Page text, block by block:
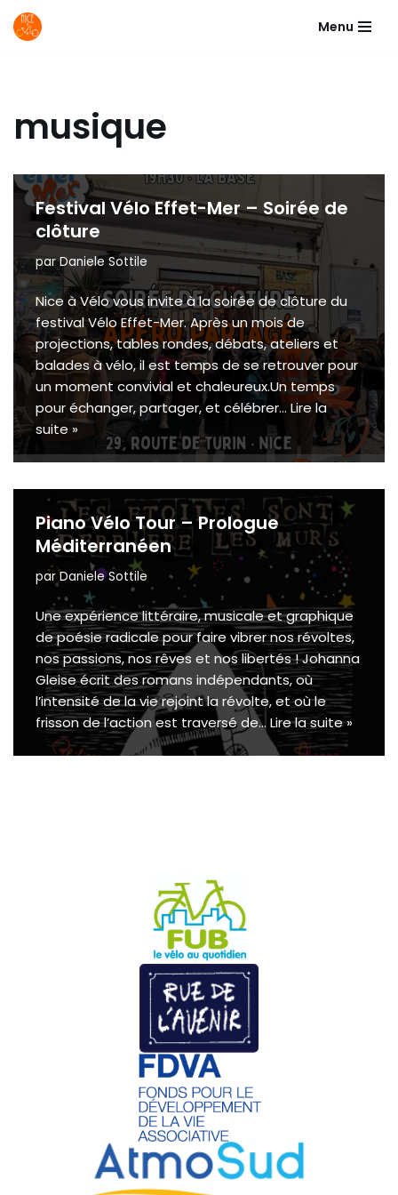
Menu
musique
Festival Vélo Effet-Mer – Soirée de
clôture
parDaniele Sottile
Nice à Vélo vous invite à la soirée de clôture du
festival Vélo Effet-Mer. Après un mois de
projections, tables rondes, débats, ateliers et
balades à vélo, il est temps de se retrouver pour
un moment convivial et chaleureux.Un temps
pour échanger, partager, et célébrer…Lire la
suite »
Piano Vélo Tour – Prologue
Méditerranéen
parDaniele Sottile
Une expérience littéraire, musicale et graphique
de poésie radicale pour faire vibrer nos révoltes,
nos passions, nos rêves et nos libertés ! Johanna
Gleise écrit des romans indépendants, où
l’intensité de la vie rejoint la révolte, et où le
frisson de l’action est traversé de… Lire la suite »